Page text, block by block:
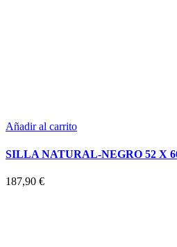
Añadir al carrito
SILLA NATURAL-NEGRO 52 X
187,90 €